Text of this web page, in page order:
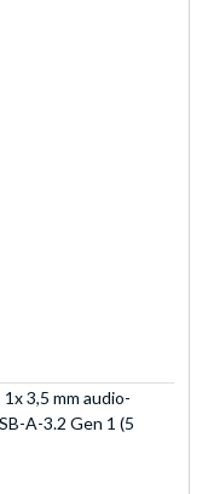
3,5 mm audio-
A-3.2 Gen 1 (5